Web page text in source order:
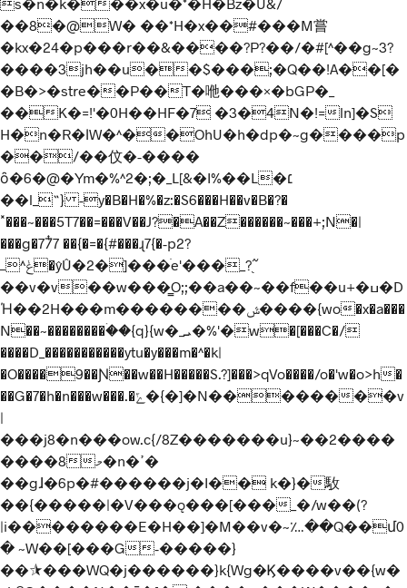
��8�@W� ��*H�x��#���M嘗
� kx�24�p���r��&����?P?��/�#[^��g~3?
����3jh��u��$���;�Q��!A��[�
�B�>�stre��P��T�咃���×�bGP�_
��K�=!'�0H��HF�7 �3�4N�!=ln]�S
H�n�R�ӏW�^��OhU�h�dp�~g����p
��/��伩�-����
ȏ�6�@�Ym�%^2�;�_L[&�I%��L�׆
��l_˵} -y�B�H�%�z:�S6���H��v�B�?�
˟���~���5T7��=���V��J?�A��Z������~���+;N�|
���g�77ͭ7 ��{�=�{#���ɻ7{�-p2?
ݟ^ߺ�ŷÛ�2�]���ֹe'���_?֭߬
��v�v��w���͇O;;��a��~��f��u+�ߎ�D
Ή��2H���m��������ݜ����{wo�x�a���
N��~��������ۛ��{q}{w�_ܝ�%'�w�[���C�/
����D_�����������ytu�y���m�^�k|
�O����9��Ɲ��w��H�����S.?]���>qVo����/o�'w�o>h�
��G�7�h�n���w���.�ݻ�{�]�N��������v
|
���j8�n���ow.c{/8Z�������u}~��2����
����8މ�n�ߴ�
��gɺ�6p�#������j�I�� k�}�駇
��{�����|�V���ǫ���[���_�/w��(?
|i��������E�H��]�M��v�~؊��Q��մ0
� ~W��[���G-�����}
��⯫���WQ�j������}k{Wg�Ϗ����v��{w�